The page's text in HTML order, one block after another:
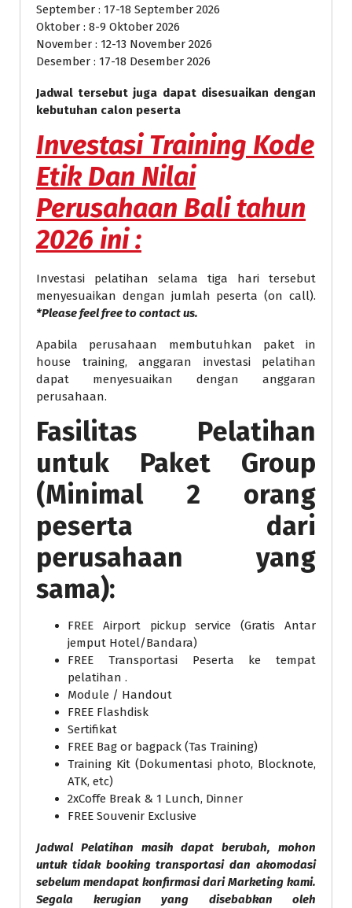
September : 17-18 September 2026
Oktober : 8-9 Oktober 2026
November : 12-13 November 2026
Desember : 17-18 Desember 2026
Jadwal tersebut juga dapat disesuaikan dengan
kebutuhan calon peserta
Investasi Training Kode
Etik Dan Nilai
Perusahaan Balitahun
2026 ini :
Investasi pelatihan selama tiga hari tersebut
menyesuaikan dengan jumlah peserta (on call).
*Please feel free to contact us.
Apabila perusahaan membutuhkan paket in
house training, anggaran investasi pelatihan
dapat menyesuaikan dengan anggaran
perusahaan.
Fasilitas Pelatihan
untuk Paket Group
(Minimal 2 orang
peserta dari
perusahaan yang
sama):
FREE Airport pickup service (Gratis Antar
jemput Hotel/Bandara)
FREE Transportasi Peserta ke tempat
pelatihan .
Module / Handout
FREE Flashdisk
Sertifikat
FREE Bag or bagpack (Tas Training)
Training Kit (Dokumentasi photo, Blocknote,
ATK, etc)
2xCoffe Break & 1 Lunch, Dinner
FREE Souvenir Exclusive
Jadwal Pelatihan masih dapat berubah, mohon
untuk tidak booking transportasi dan akomodasi
sebelum mendapat konfirmasi dari Marketing kami.
Segala kerugian yang disebabkan oleh